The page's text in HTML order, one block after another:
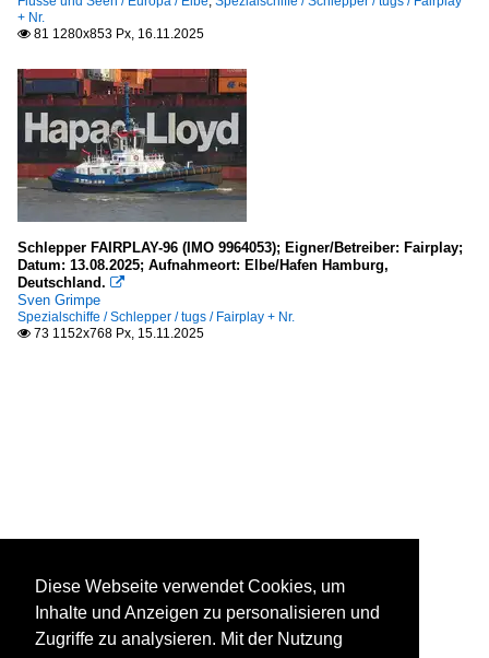
+ Nr.
 81 1280x853 Px, 16.11.2025
Schlepper FAIRPLAY-96 (IMO 9964053); Eigner/Betreiber: Fairplay;
Datum: 13.08.2025; Aufnahmeort: Elbe/Hafen Hamburg,
Deutschland. 
Sven Grimpe
Spezialschiffe / Schlepper / tugs / Fairplay + Nr.
 73 1152x768 Px, 15.11.2025
Diese Webseite verwendet Cookies, um
Inhalte und Anzeigen zu personalisieren und
Zugriffe zu analysieren. Mit der Nutzung